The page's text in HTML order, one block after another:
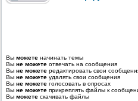
Вы можете начинать темы
Вы не можете отвечать на сообщения
Вы не можете редактировать свои
Вы не можете удалять свои сообщения
Вы не можете голосовать в опросах
Вы не можете прикреплять файлы к
Вы можете скачивать файлы